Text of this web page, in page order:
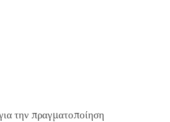
την πραγματοποίηση